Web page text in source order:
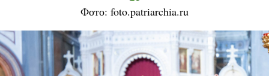
Фото: foto.patriarchia.ru